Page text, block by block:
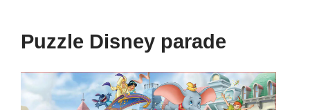
Puzzle Disney parade